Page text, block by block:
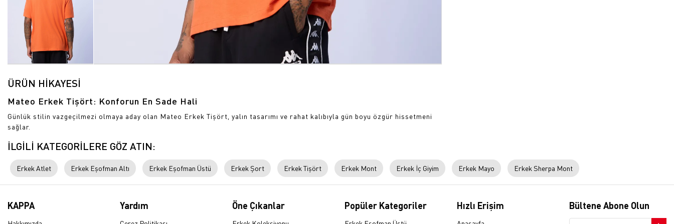
ÜRÜN HİKAYESİ
Mateo Erkek Tişört: Konforun En Sade Hali
Günlük stilin vazgeçilmezi olmaya aday olan Mateo Erkek Tişört, yalın tasarımı ve rahat kalıbıyla gün boyu özgür hissetmeni
sağlar.
İLGİLİ KATEGORİLERE GÖZ ATIN:
Erkek Atlet Erkek Eşofman Altı Erkek Eşofman Üstü Erkek Şort Erkek Tişört Erkek Mont Erkek İç Giyim Erkek Mayo Erkek Sherpa Mont
KAPPA Yardım Öne Çıkanlar Popüler Kategoriler Hızlı Erişim Bültene Abone Olun